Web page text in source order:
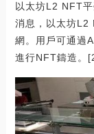
以太坊L2 NFT
消息，以太坊
網。用戶可通過
進行NFT鑄造